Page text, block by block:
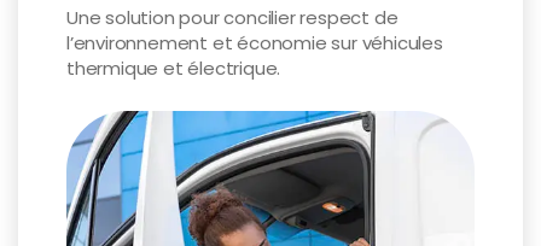
Une solution pour concilier respect de
l’environnement et économie sur véhicules
thermique et électrique.